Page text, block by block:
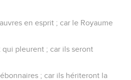
en esprit ; car le Royaume
pleurent ; car ils seront
; car ils hériteront la